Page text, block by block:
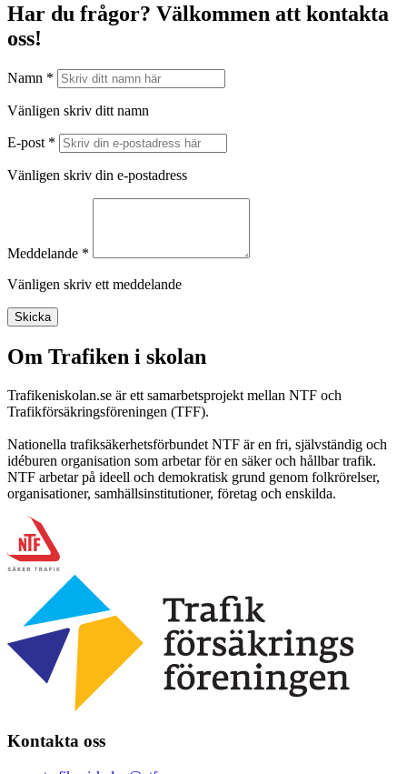
Har du frågor? Välkommen att kontakta
oss!
Namn *
Vänligen skriv ditt namn
E-post *
Vänligen skriv din e-postadress
Meddelande *
Vänligen skriv ett meddelande
Skicka
Om Trafiken i skolan
Trafikeniskolan.se är ett samarbetsprojekt mellan NTF och
Trafikförsäkringsföreningen (TFF).
Nationella trafiksäkerhetsförbundet NTF är en fri, självständig och
idéburen organisation som arbetar för en säker och hållbar trafik.
NTF arbetar på ideell och demokratisk grund genom folkrörelser,
organisationer, samhällsinstitutioner, företag och enskilda.
Kontakta oss